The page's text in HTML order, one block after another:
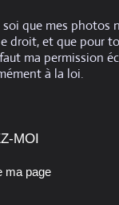
soi que mes photos
droit, et que pour
ma permission
à la loi.
MOI
ma page